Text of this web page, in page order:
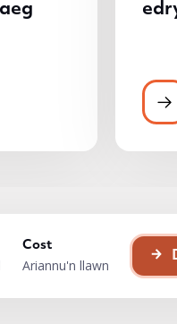
drwy gyfrwng y
Cost
Ariannu'n llawn